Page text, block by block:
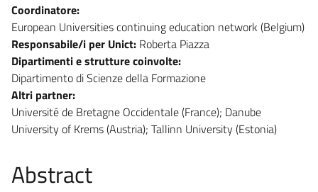
Coordinatore:
European Universities continuing education network (Belgium)
Responsabile/i per Unict: Roberta Piazza
Dipartimenti e strutture coinvolte:
Dipartimento di Scienze della Formazione
Altri partner:
Université de Bretagne Occidentale (France); Danube
University of Krems (Austria); Tallinn University (Estonia)
Abstract